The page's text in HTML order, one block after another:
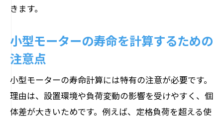
きます。
小型モーターの寿命を計算するための
注意点
小型モーターの寿命計算には特有の注意が必要です。
理由は、設置環境や負荷変動の影響を受けやすく、個
体差が大きいためです。例えば、定格負荷を超える使